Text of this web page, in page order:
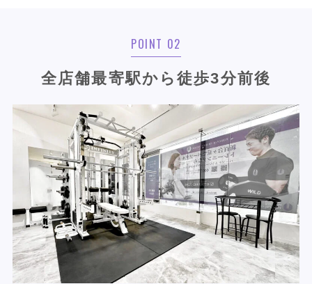
POINT 02
全店舗最寄駅から徒歩3分前後